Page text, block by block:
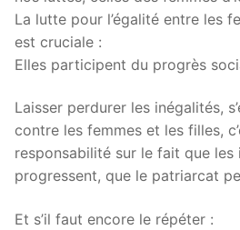
La lutte pour l’égalité entre les
est cruciale :
Elles participent du progrès
Laisser perdurer les inégalités,
contre les femmes et les filles,
responsabilité sur le fait que
progressent, que le patriarcat
Et s’il faut encore le répéter :